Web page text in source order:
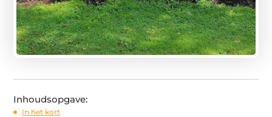
Inhoudsopgave:
In het kort